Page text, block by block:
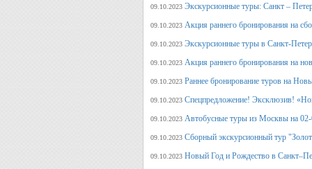
09.10.2023 Экскурсионные туры: Санкт –
09.10.2023 Акция раннего бронирования на
09.10.2023 Экскурсионные туры в Санкт-
09.10.2023 Акция раннего бронирования на
09.10.2023 Раннее бронирование туров на
09.10.2023 Спецпредложение! Эксклюзив!
09.10.2023 Автобусные туры из Москвы на
09.10.2023 Сборный экскурсионный тур
09.10.2023 Новый Год и Рождество в